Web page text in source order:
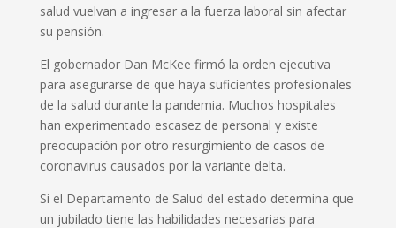
salud vuelvan a ingresar a la fuerza laboral sin afectar
su pensión.
El gobernador Dan McKee firmó la orden ejecutiva
para asegurarse de que haya suficientes profesionales
de la salud durante la pandemia. Muchos hospitales
han experimentado escasez de personal y existe
preocupación por otro resurgimiento de casos de
coronavirus causados ​​por la variante delta.
Si el Departamento de Salud del estado determina que
un jubilado tiene las habilidades necesarias para